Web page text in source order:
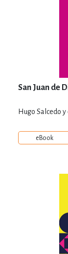
San Juan de
Hugo Salcedo y
eBook